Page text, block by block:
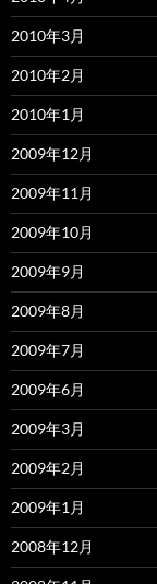
2010年3月
2010年2月
2010年1月
2009年12月
2009年11月
2009年10月
2009年9月
2009年8月
2009年7月
2009年6月
2009年3月
2009年2月
2009年1月
2008年12月